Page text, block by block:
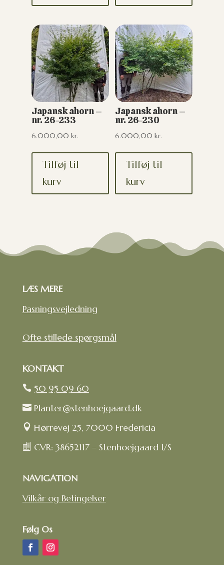
Japansk ahorn –
nr. 26-233
6.000,00 kr.
Tilføj til
kurv
Japansk ahorn –
nr. 26-230
6.000,00kr.
Tilføj til
kurv
LÆS MERE
Pasningsvejledning
Ofte stillede spørgsmål
KONTAKT
 50 95 09 60
 Planter@stenhoejgaard.dk
 Hørrevej 25, 7000 Fredericia
 CVR: 38652117 – Stenhoejgaard I/S
NAVIGATION
Vilkår og Betingelser
Følg Os